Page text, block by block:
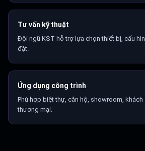
Tư vấn kỹ thuật
Đội ngũ KST hỗ trợ lựa chọn thiết bị, cấu
đặt.
Ứng dụng công trình
Phù hợp biệt thự, căn hộ, showroom, khách
thương mại.